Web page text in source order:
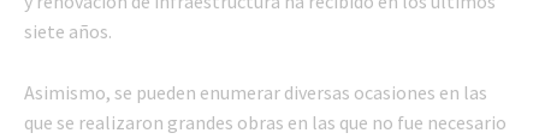
siete años.
Asimismo, se pueden enumerar diversas ocasiones en las
que se realizaron grandes obras en las que no fue necesario